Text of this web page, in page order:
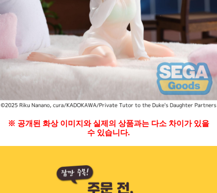
※ 공개된 화상 이미지와 실제의 상품과는 다소 차이가 있을
수 있습니다.